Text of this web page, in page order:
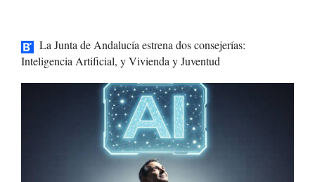
La Junta de Andalucía estrena dos consejerías:
Inteligencia Artificial, y Vivienda y Juventud